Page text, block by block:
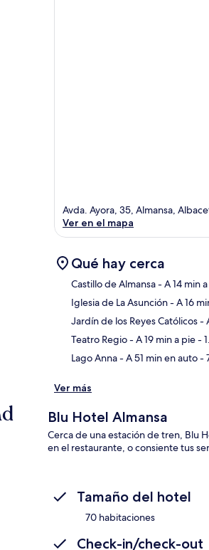
Avda. Ayora, 35, Almansa,
Ver en el mapa
Qué hay cerca
Castillo de Almansa- A 14 min
Iglesia de La Asunción- A 16
Jardín de los Reyes Católicos-
Teatro Regio- A 19 min a pie-
Lago Anna- A 51 min en auto-
Ver más
Blu Hotel Almansa
Cerca de una estación de tren, Blu
en el restaurante, o consiente tus
Tamaño del hotel
70 habitaciones
Check-in/check-out